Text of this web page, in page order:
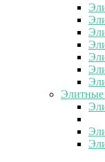
Элитные